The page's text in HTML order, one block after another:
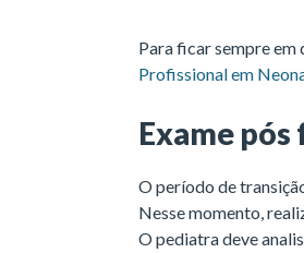
Para ficar sempre em
Profissional em
Exame pós
O período de
Nesse momento,
O pediatra deve